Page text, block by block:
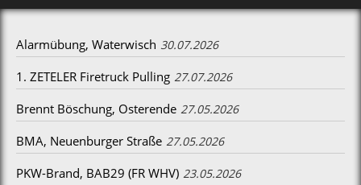
Alarmübung, Waterwisch 30.07.2026
1. ZETELER Firetruck Pulling 27.07.2026
Brennt Böschung, Osterende 27.05.2026
BMA, Neuenburger Straße 27.05.2026
PKW-Brand, BAB29 (FR WHV) 23.05.2026